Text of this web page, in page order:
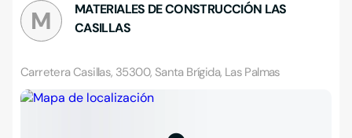
M
MATERIALES DE CONSTRUCCIÓN LAS
CASILLAS
Carretera Casillas, 35300, Santa Brígida, Las Palmas